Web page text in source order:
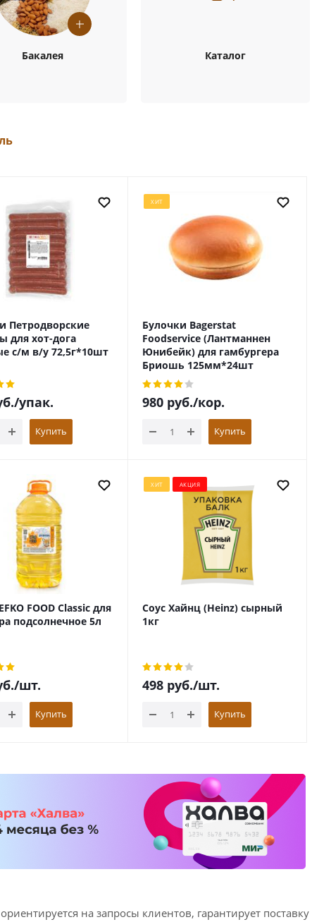
Бакалея Каталог
Петродворские
для хот-дога
с/м в/у 72,5г*10шт
/упак.
Купить
ХИТ
Булочки Bagerstat
Foodservice (Лантманнен
Юнибейк) для гамбургера
Бриошь 125мм*24шт
980 руб./кор.
Купить
FOOD Classic для
подсолнечное 5л
/шт.
Купить
ХИТ АКЦИЯ
Соус Хайнц (Heinz) сырный
1кг
498 руб./шт.
Купить
на запросы клиентов, гарантирует поставку